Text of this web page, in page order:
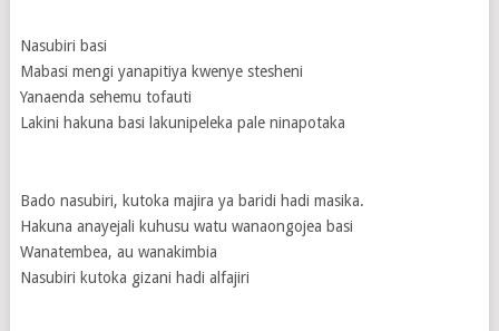
Nasubiri basi
Mabasi mengi yanapitiya kwenye stesheni
Yanaenda sehemu tofauti
Lakini hakuna basi lakunipeleka pale ninapotaka
Bado nasubiri, kutoka majira ya baridi hadi masika.
Hakuna anayejali kuhusu watu wanaongojea basi
Wanatembea, au wanakimbia
Nasubiri kutoka gizani hadi alfajiri